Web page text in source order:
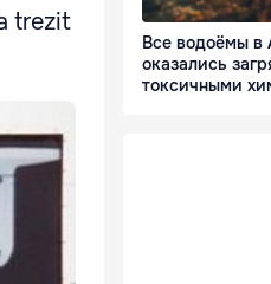
trezit
Все водоёмы в
оказались
токсичными